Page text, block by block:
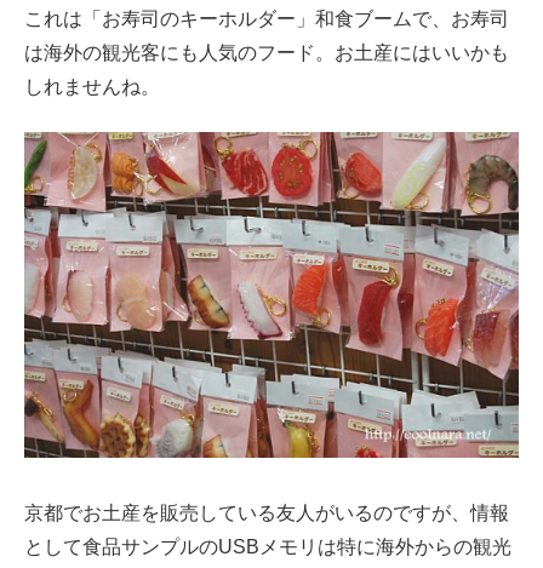
これは「お寿司のキーホルダー」和食ブームで、お寿司
は海外の観光客にも人気のフード。お土産にはいいかも
しれませんね。
京都でお土産を販売している友人がいるのですが、情報
として食品サンプルのUSBメモリは特に海外からの観光